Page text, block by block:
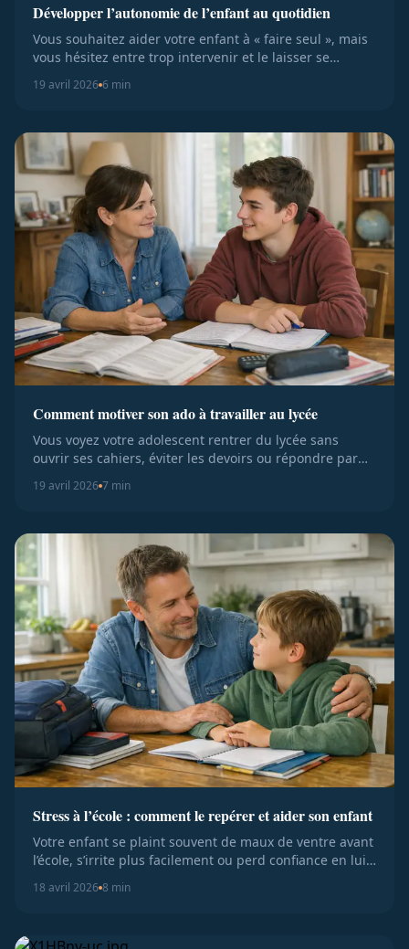
Développer l’autonomie de l’enfant au quotidien
Vous souhaitez aider votre enfant à « faire seul », mais
vous hésitez entre trop intervenir et le laisser se
19 avril 2026 6 min
Comment motiver son ado à travailler au lycée
Vous voyez votre adolescent rentrer du lycée sans
ouvrir ses cahiers, éviter les devoirs ou répondre par
l’agacement dès...
19 avril 2026 7 min
Stress à l’école : comment le repérer et aider son enfant
Votre enfant se plaint souvent de maux de ventre avant
l’école, s’irrite plus facilement ou perd confiance en lui
18 avril 2026 8 min